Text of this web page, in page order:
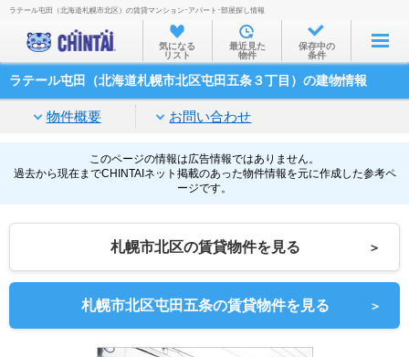
お部屋を探す
沿線・駅から
家賃相場から
通勤通学時間から
物件特集から
不動産会社から
TOP
ラテール屯田（北海道札幌市北区）の賃貸マンション･アパート･部屋探し情報
気になる
リスト
最近見た
物件
保存中の
条件
ラテール屯田（北海道札幌市北区屯田五条３丁目）の建物情報
物件概要 お問い合わせ
このページの情報は広告情報ではありません。
過去から現在までCHINTAIネット掲載のあった物件情報を元に作成した参考ペ
ージです。
札幌市北区の賃貸物件を見る ＞
札幌市北区屯田五条の賃貸物件を見る ＞